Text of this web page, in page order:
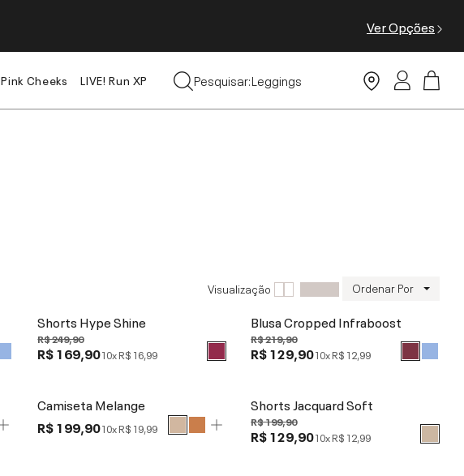
Ver Opções
Pink Cheeks LIVE! Run XP
Pesquisar:
Tops
Leggings
Visualização
Ordenar Por
Shorts Hype Shine
R$ 249,90
R$ 169,9010xR$ 16,99
Blusa Cropped Infraboost
R$ 219,90
R$ 129,9010xR$ 12,99
Camiseta Melange
R$ 199,9010xR$ 19,99
Shorts Jacquard Soft
R$ 199,90
R$ 129,9010xR$ 12,99